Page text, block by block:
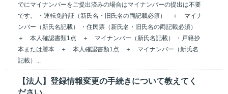
でにマイナンバーをご提出済みの場合はマイナンバーの提出は不要
です。 ・運転免許証（新氏名・旧氏名の両記載必須） ＋ マイナ
ンバー（新氏名記載） ・住民票（新氏名・旧氏名の両記載必須）
＋ 本人確認書類1点 ＋ マイナンバー（新氏名記載） ・戸籍抄
本または謄本 ＋ 本人確認書類1点 ＋ マイナンバー（新氏名
記載）...
【法人】登録情報変更の手続きについて教えてく
ださい。